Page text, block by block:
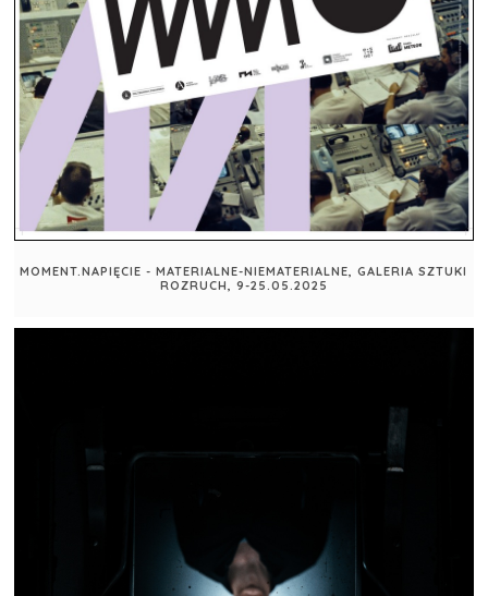
MOMENT.NAPIĘCIE - MATERIALNE-NIEMATERIALNE, GALERIA SZTUKI
ROZRUCH, 9-25.05.2025